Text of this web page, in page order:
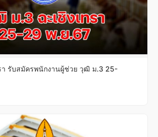
า รับสมัครพนักงานผู้ช่วย วุฒิ ม.3 25-